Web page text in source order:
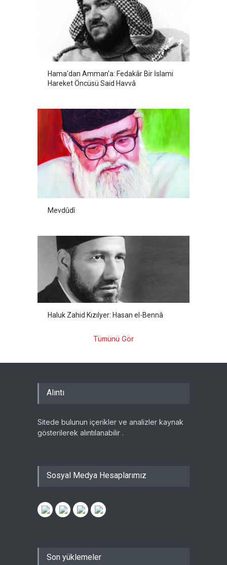
Hama'dan Amman'a: Fedakâr Bir İslami
Hareket Öncüsü Said Havvâ
Mevdûdî
Haluk Zahid Kızılyer: Hasan el-Bennâ
Tümünü Gör
Alıntı
Sitede bulunun içerikler ve analizler kaynak
gösterilerek alıntılanabilir .
Sosyal Medya Hesaplarımız
Son yüklemeler